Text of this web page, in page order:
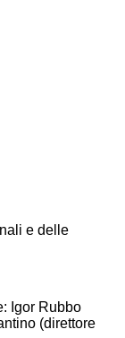
e delle
Igor Rubbo
(direttore